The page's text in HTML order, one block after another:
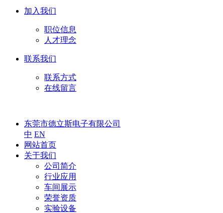
加入我们
职位信息
人才理念
联系我们
联系方式
在线留言
东莞市德立斯电子有限公司
中 EN
网站首页
关于我们
公司简介
行业应用
车间展示
荣誉资质
实验设备